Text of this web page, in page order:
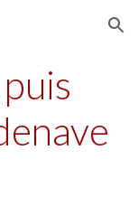
Skip to navigation